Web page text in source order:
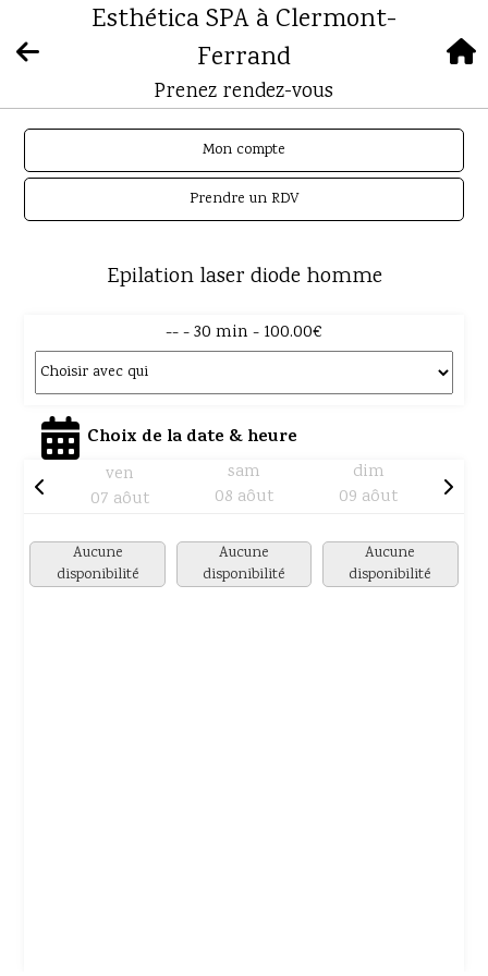
Esthética SPA à Clermont-
Ferrand
Prenez rendez-vous
Mon compte
Prendre un RDV
Epilation laser diode homme
-- - 30 min - 100.00€
Choix de la date & heure
ven
07 aôut
sam
08 aôut
dim
09 aôut
Aucune
disponibilité
Aucune
disponibilité
Aucune
disponibilité